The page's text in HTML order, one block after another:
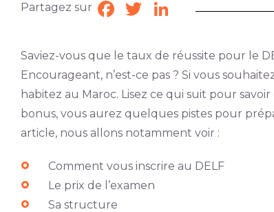
Partagez sur Facebook
TwitterLinkedIn
Saviez-vous que le taux de réussite pour le
Encourageant, n’est-ce pas ? Si vous
habitez au Maroc. Lisez ce qui suit pour
bonus, vous aurez quelques pistes pour
article, nous allons notamment voir :
Comment vous inscrire au DELF
Le prix de l’examen
Sa structure